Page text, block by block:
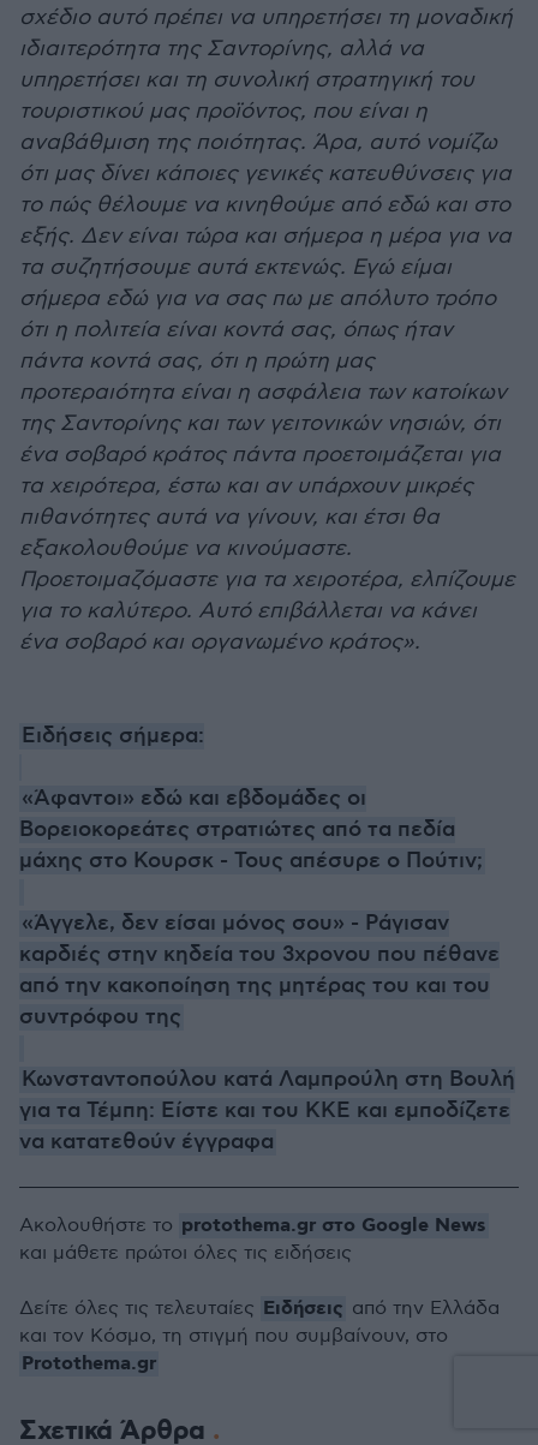
σχέδιο αυτό πρέπει να υπηρετήσει τη μοναδική
ιδιαιτερότητα της Σαντορίνης, αλλά να
υπηρετήσει και τη συνολική στρατηγική του
τουριστικού μας προϊόντος, που είναι η
αναβάθμιση της ποιότητας. Άρα, αυτό νομίζω
ότι μας δίνει κάποιες γενικές κατευθύνσεις για
το πώς θέλουμε να κινηθούμε από εδώ και στο
εξής. Δεν είναι τώρα και σήμερα η μέρα για να
τα συζητήσουμε αυτά εκτενώς. Εγώ είμαι
σήμερα εδώ για να σας πω με απόλυτο τρόπο
ότι η πολιτεία είναι κοντά σας, όπως ήταν
πάντα κοντά σας, ότι η πρώτη μας
προτεραιότητα είναι η ασφάλεια των κατοίκων
της Σαντορίνης και των γειτονικών νησιών, ότι
ένα σοβαρό κράτος πάντα προετοιμάζεται για
τα χειρότερα, έστω και αν υπάρχουν μικρές
πιθανότητες αυτά να γίνουν, και έτσι θα
εξακολουθούμε να κινούμαστε.
Προετοιμαζόμαστε για τα χειροτέρα, ελπίζουμε
για το καλύτερο. Αυτό επιβάλλεται να κάνει
ένα σοβαρό και οργανωμένο κράτος».
Ειδήσεις σήμερα:
«Άφαντοι» εδώ και εβδομάδες οι
Βορειοκορεάτες στρατιώτες από τα πεδία
μάχης στο Κουρσκ - Τους απέσυρε ο Πούτιν;
«Άγγελε, δεν είσαι μόνος σου» - Ράγισαν
καρδιές στην κηδεία του 3χρονου που πέθανε
από την κακοποίηση της μητέρας του και του
συντρόφου της
Κωνσταντοπούλου κατά Λαμπρούλη στη Βουλή
για τα Τέμπη: Είστε και του ΚΚΕ και εμποδίζετε
να κατατεθούν έγγραφα
Σχετικά Άρθρα
Ακολουθήστε το protothema.gr στο Google News
και μάθετε πρώτοι όλες τις ειδήσεις
Δείτε όλες τις τελευταίες Ειδήσεις από την Ελλάδα
και τον Κόσμο, τη στιγμή που συμβαίνουν, στο
Protothema.gr